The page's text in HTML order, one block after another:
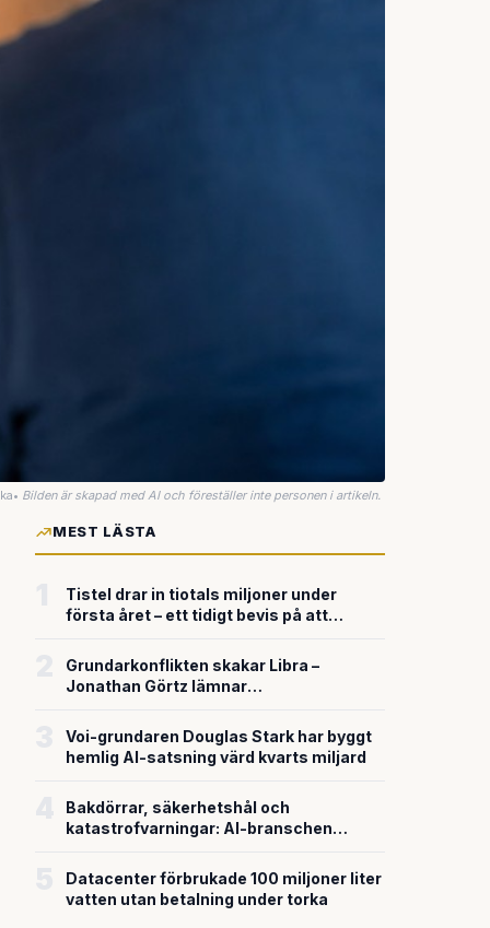
• Bilden är skapad med AI och föreställer inte personen i artikeln.
MEST LÄSTA
Tistel drar in tiotals miljoner under
första året – ett tidigt bevis på att
försvarsteknik
Grundarkonflikten skakar Libra –
Jonathan Görtz lämnar
miljardvärderingen
Voi-grundaren Douglas Stark har byggt
hemlig AI-satsning värd kvarts miljard
Bakdörrar, säkerhetshål och
katastrofvarningar: AI-branschen
Datacenter förbrukade 100 miljoner liter
vatten utan betalning under torka